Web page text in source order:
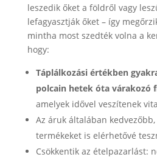
leszedik őket a földről vagy
lefagyasztják őket – így
mintha most szedték volna a
hogy:
Táplálkozási értékben
polcain hetek óta várakozó
amelyek idővel veszítenek
Az áruk általában
termékeket is elérhetővé
Csökkentik az ételpazarlást: